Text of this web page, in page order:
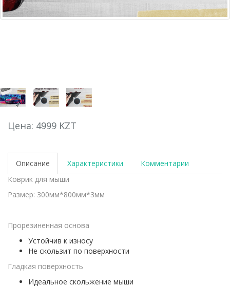
Цена: 4999 KZT
Описание Характеристики
Комментарии
Коврик для мыши
Размер: 300мм*800мм*3мм
Прорезиненная основа
Устойчив к износу
Не скользит по поверхности
Гладкая поверхность
Идеальное скольжение мыши